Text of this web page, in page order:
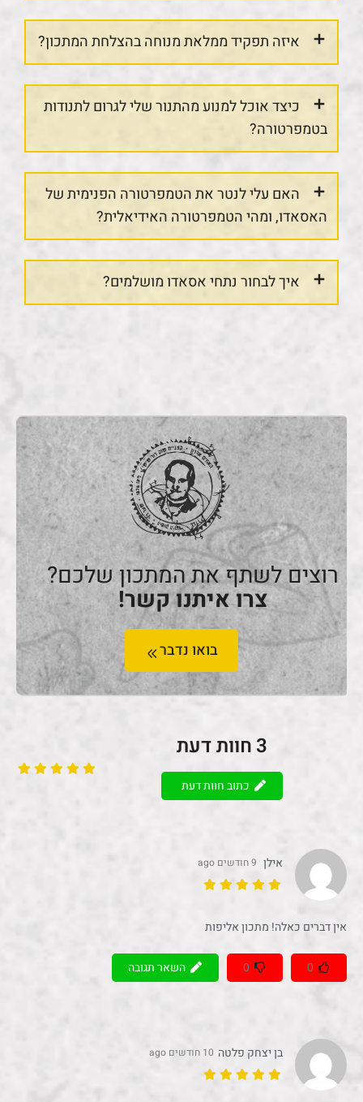
איזה תפקיד ממלאת מנוחה בהצלחת המתכון?
כיצד אוכל למנוע מהתנור שלי לגרום לתנודות
בטמפרטורה?
האם עלי לנטר את הטמפרטורה הפנימית של
האסאדו, ומהי הטמפרטורה האידיאלית?
איך לבחור נתחי אסאדו מושלמים?
רוצים לשתף את המתכון שלכם?
צרו איתנו קשר!
בואו נדבר
3 חוות דעת
כתוב חוות דעת
אילן 9 חודשים ago
אין דברים כאלה! מתכון אליפות
0
0 השאר תגובה
בן יצחק פלטה 10 חודשים ago